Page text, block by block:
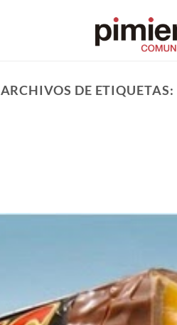
ARCHIVOS DE ETIQUETAS: